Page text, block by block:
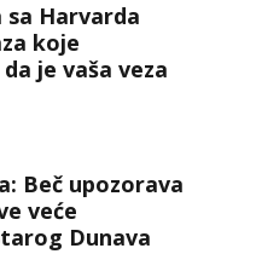
sa Harvarda
koje
je vaša veza
Beč upozorava
veće
Dunava